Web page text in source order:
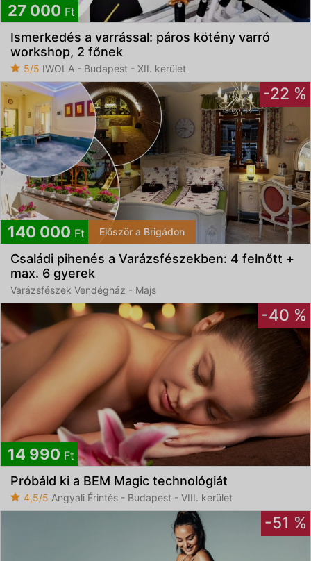
27 000 Ft
Ismerkedés a varrással: páros kötény varró
workshop, 2 főnek
5/5 IWOLA - Budapest - XII. kerület
-22 %
140 000 Ft Először a Brigádon
Családi pihenés a Varázsfészekben: 4 felnőtt +
max. 6 gyerek
Varázsfészek Vendégház - Majs
-40 %
14 990 Ft
Próbáld ki a BEM Magic technológiát
4,5/5 Angyali Érintés - Budapest - VIII. kerület
-51 %